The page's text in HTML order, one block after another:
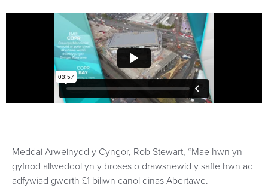
Meddai Arweinydd y Cyngor, Rob Stewart, “Mae hwn yn
gyfnod allweddol yn y broses o drawsnewid y safle hwn ac
adfywiad gwerth £1 biliwn canol dinas Abertawe.